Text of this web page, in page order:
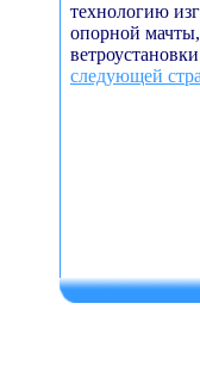
технологию
опорной
следующей